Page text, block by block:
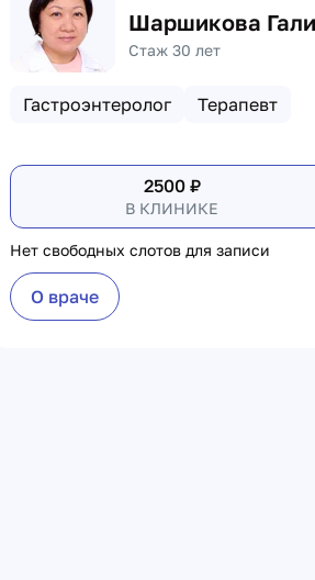
Шаршикова
Стаж 30 лет
Гастроэнтеролог Терапевт
2500₽
В КЛИНИКЕ
Нет свободных слотов для записи
О враче